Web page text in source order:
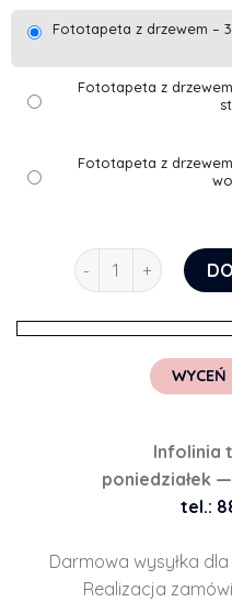
Fototapeta z drzewem –
Fototapeta z
Fototapeta z
ilość Fototapeta z
Infolinia
poniedziałek
tel.:
Darmowa wysyłka
Realizacja